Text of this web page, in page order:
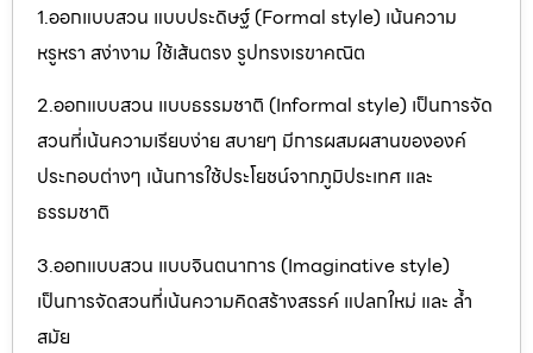
1.ออกแบบสวน แบบประดิษฐ์ (Formal style) เน้นความ
หรูหรา สง่างาม ใช้เส้นตรง รูปทรงเรขาคณิต
2.ออกแบบสวน แบบธรรมชาติ (Informal style) เป็นการจัด
สวนที่เน้นความเรียบง่าย สบายๆ มีการผสมผสานขององค์
ประกอบต่างๆ เน้นการใช้ประโยชน์จากภูมิประเทศ และ
ธรรมชาติ
3.ออกแบบสวน แบบจินตนาการ (Imaginative style)
เป็นการจัดสวนที่เน้นความคิดสร้างสรรค์ แปลกใหม่ และ ล้ำ
สมัย